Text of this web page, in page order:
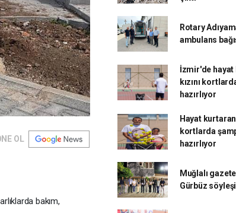
OL
bakım,
Rotary
ambulans
İzmir'de hayat
kızını
hazırlıyor
Hayat kurtaran
kortlarda
hazırlıyor
Muğlalı
Gürbüz